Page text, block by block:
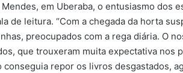
em Uberaba, o entusiasmo dos
de leitura. “Com a chegada da horta
preocupados com a rega diária. O
que trouxeram muita expectativa nos
repor os livros desgastados,